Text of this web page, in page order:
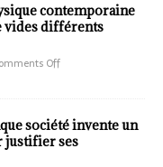
contemporaine
vides différents
Off
société invente un
justifier ses